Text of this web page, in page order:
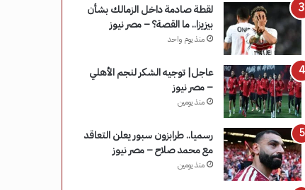
لقطة صادمة داخل الزمالك بشأن
بيزيزا.. ما القصة؟ – مصر نيوز
منذ يوم واحد
عاجل| توجيه الشكر لنجم الأهلي
– مصر نيوز
منذ يومين
رسميا.. طرابزون سبور يعلن التعاقد
مع محمد صلاح – مصر نيوز
منذ يومين